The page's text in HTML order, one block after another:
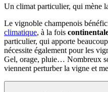
Un climat particulier, qui mène
Le vignoble champenois
climatique, à la fois
particulier, qui apporte
nécessite également pour les
Gel, orage, pluie… Nombreux
viennent perturber la vigne et